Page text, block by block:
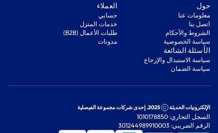
‫حول‬
معلومات عنا
اتصل بنا
‫الشروط والأحكام‬
‫سياسة الخصوصية‬
‫العملاء‬
‫حسابي‬
‫خدمات المنزل‬
‫طلبات الأعمال (B2B)‬
مدونات
‫الأسئلة الشائعة‬
‫سياسة الاستبدال والإرجاع‬
‫سياسة الضمان‬
الإلكترونيات الحديثة 2025. إحدى شركات مجموعة الفيصلية
السجل التجاري: 1010178850
الرقم الضريبي: 301244989910003